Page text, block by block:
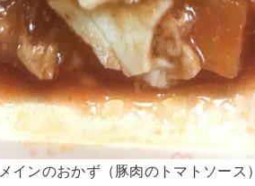
メインのおかず（豚肉のトマトソース）